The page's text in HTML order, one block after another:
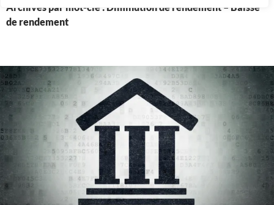
Archives par mot-clé : Diminution de rendement – Baisse
de rendement